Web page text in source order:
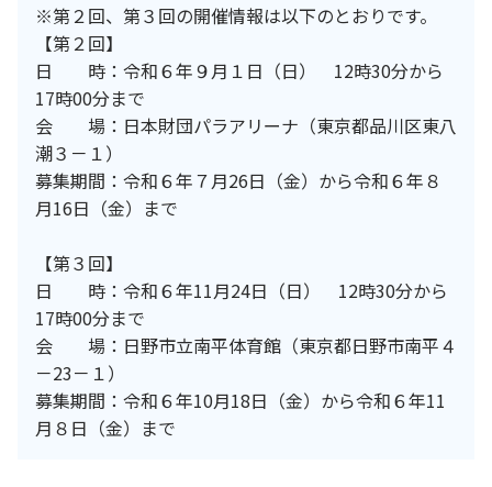
※第２回、第３回の開催情報は以下のとおりです。
【第２回】
日 時：令和６年９月１日（日） 12時30分から
17時00分まで
会 場：日本財団パラアリーナ（東京都品川区東八
潮３－１）
募集期間：令和６年７月26日（金）から令和６年８
月16日（金）まで
【第３回】
日 時：令和６年11月24日（日） 12時30分から
17時00分まで
会 場：日野市立南平体育館（東京都日野市南平４
－23－１）
募集期間：令和６年10月18日（金）から令和６年11
月８日（金）まで